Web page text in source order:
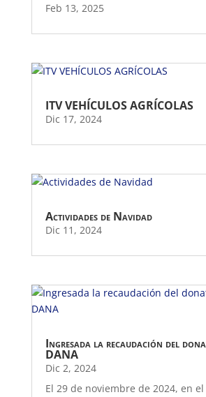
Feb 13, 2025
ITV VEHÍCULOS AGRÍCOLAS
Dic 17, 2024
Actividades de Navidad
Dic 11, 2024
Ingresada la recaudación del
DANA
Dic 2, 2024
El 29 de noviembre de 2024, en